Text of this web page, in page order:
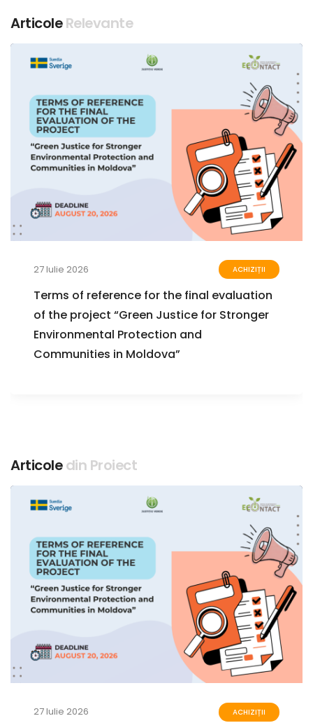
ArticoleRelevante
27 Iulie 2026 ACHIZIȚII
Terms of reference for the final evaluation
of the project “Green Justice for Stronger
Environmental Protection and
Communities in Moldova”
Articoledin Proiect
27 Iulie 2026 ACHIZIȚII